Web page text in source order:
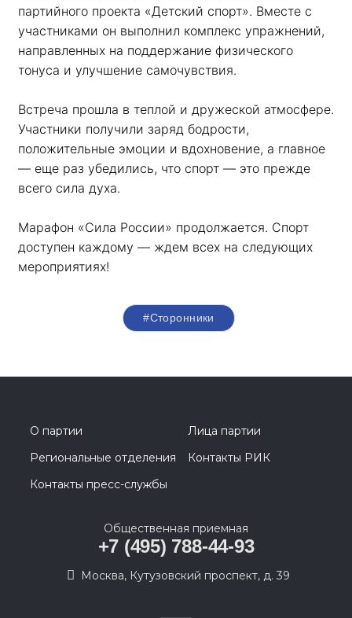
партийного проекта «Детский спорт». Вместе с
участниками он выполнил комплекс упражнений,
направленных на поддержание физического
тонуса и улучшение самочувствия.
Встреча прошла в теплой и дружеской атмосфере.
Участники получили заряд бодрости,
положительные эмоции и вдохновение, а главное
— еще раз убедились, что спорт — это прежде
всего сила духа.
Марафон «Сила России» продолжается. Спорт
доступен каждому — ждем всех на следующих
мероприятиях!
#Сторонники
О партии
Лица партии
Региональные отделения
Контакты РИК
Контакты пресс-службы
Общественная приемная
+7 (495) 788-44-93
Москва, Кутузовский проспект, д. 39